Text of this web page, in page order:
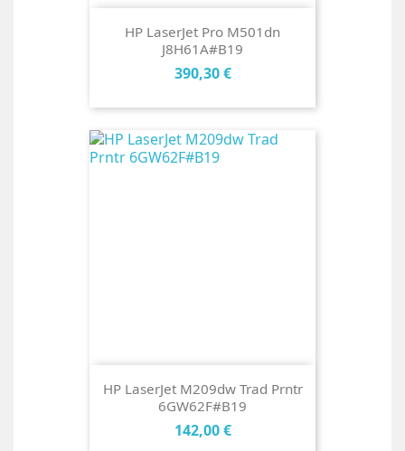
HP LaserJet Pro M501dn
J8H61A#B19
Cena
390,30 €
HP LaserJet M209dw Trad Prntr
6GW62F#B19
Cena
142,00 €